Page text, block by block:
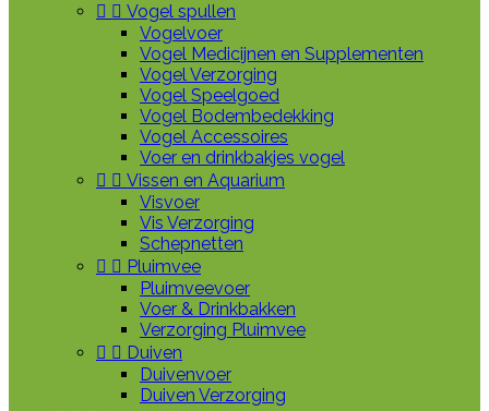
  Vogel spullen
Vogelvoer
Vogel Medicijnen en Supplementen
Vogel Verzorging
Vogel Speelgoed
Vogel Bodembedekking
Vogel Accessoires
Voer en drinkbakjes vogel
  Vissen en Aquarium
Visvoer
Vis Verzorging
Schepnetten
  Pluimvee
Pluimveevoer
Voer & Drinkbakken
Verzorging Pluimvee
  Duiven
Duivenvoer
Duiven Verzorging